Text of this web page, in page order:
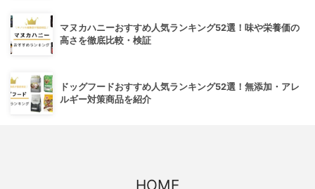
マヌカハニーおすすめ人気ランキング52選！味や栄養価の
高さを徹底比較・検証
ドッグフードおすすめ人気ランキング52選！無添加・アレ
ルギー対策商品を紹介
HOME